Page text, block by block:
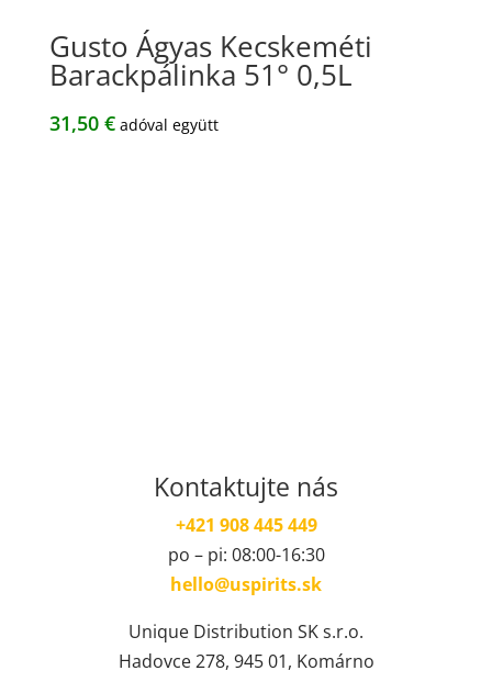
Gusto Ágyas Kecskeméti
Barackpálinka 51° 0,5L
31,50 € adóval együtt
Kontaktujte nás
+421 908 445 449
po – pi: 08:00-16:30
hello@uspirits.sk
Unique Distribution SK s.r.o.
Hadovce 278, 945 01, Komárno